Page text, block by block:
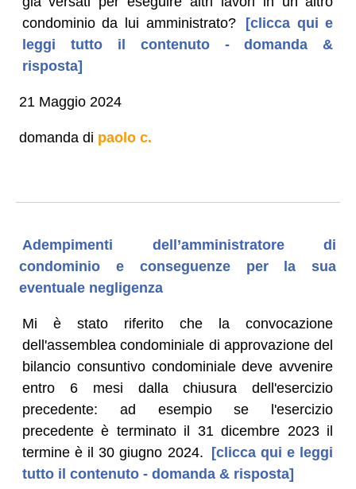
condominio da lui amministrato?
[clicca qui e
leggi tutto il contenuto - domanda &
risposta]
21 Maggio 2024
domanda di paolo c.
Adempimenti dell’amministratore di
condominio e conseguenze per la sua
eventuale negligenza
Mi è stato riferito che la convocazione
dell'assemblea condominiale di approvazione del
bilancio consuntivo condominiale deve avvenire
entro 6 mesi dalla chiusura dell'esercizio
precedente: ad esempio se l'esercizio
precedente è terminato il 31 dicembre 2023 il
termine è il 30 giugno 2024. [clicca qui e leggi
tutto il contenuto - domanda & risposta]